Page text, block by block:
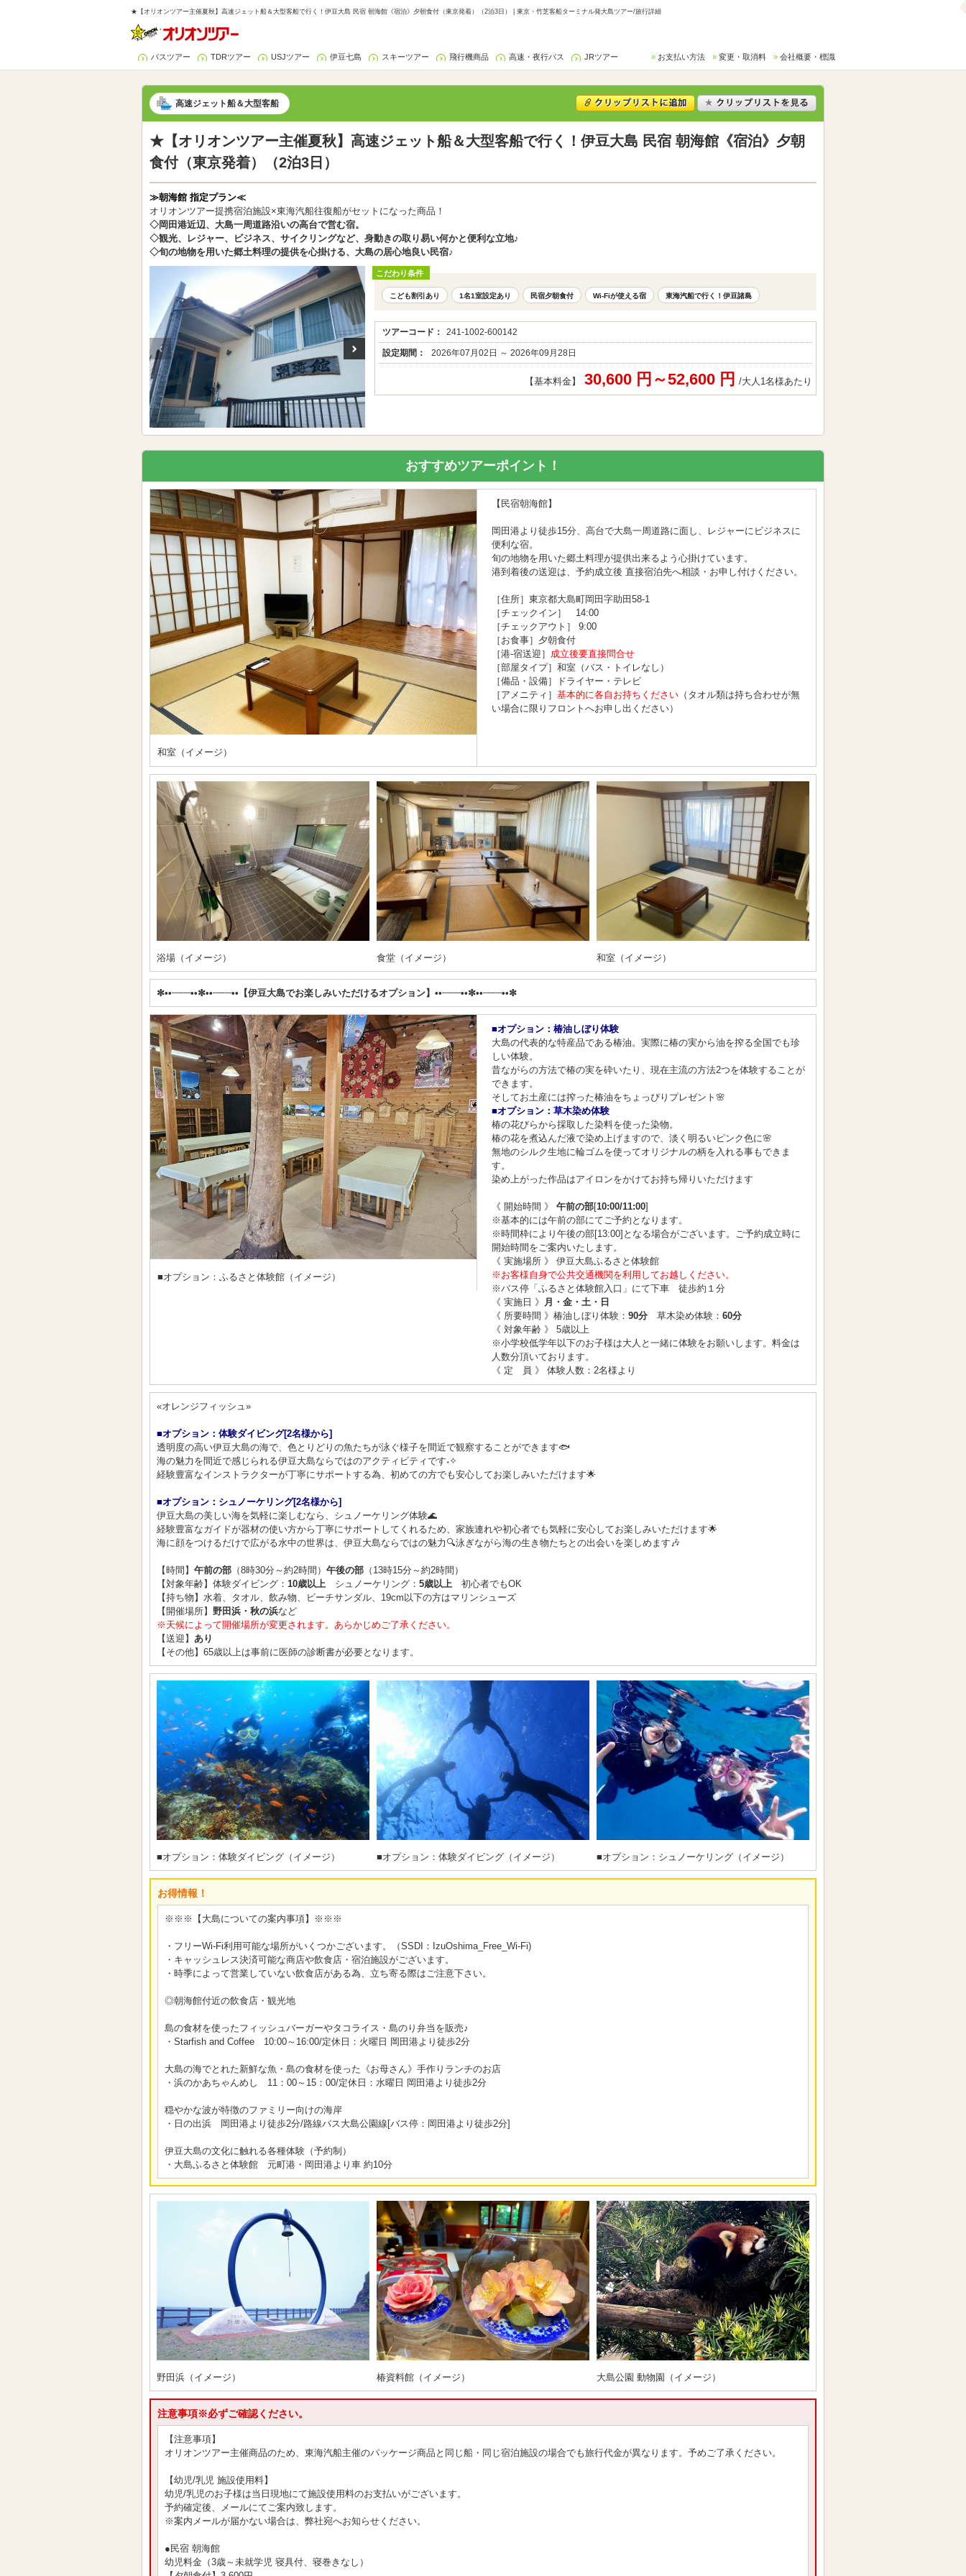
★【オリオンツアー主催夏秋】高速ジェット船＆大型客船で行く！伊豆大島 民宿 朝海館《宿泊》夕朝食付（東京発着）（2泊3日） | 東京・竹芝客船ターミナル発大島ツアー/旅行詳細
バスツアー TDRツアー USJツアー 伊豆七島 スキーツアー 飛行機商品 高速・夜行バス JRツアー お支払い方法 変更・取消料 会社概要・標識
高速ジェット船＆大型客船
★【オリオンツアー主催夏秋】高速ジェット船＆大型客船で行く！伊豆大島 民宿 朝海館《宿泊》夕朝
食付（東京発着）（2泊3日）
≫朝海館 指定プラン≪
オリオンツアー提携宿泊施設×東海汽船往復船がセットになった商品！
◇岡田港近辺、大島一周道路沿いの高台で営む宿。
◇観光、レジャー、ビジネス、サイクリングなど、身動きの取り易い何かと便利な立地♪
◇旬の地物を用いた郷土料理の提供を心掛ける、大島の居心地良い民宿♪
こだわり条件
こども割引あり 1名1室設定あり 民宿夕朝食付 Wi-Fiが使える宿 東海汽船で行く！伊豆諸島
ツアーコード： 241-1002-600142
設定期間： 2026年07月02日 ～ 2026年09月28日
【基本料金】 30,600 円～52,600 円 /大人1名様あたり
おすすめツアーポイント！
和室（イメージ）
【民宿朝海館】
岡田港より徒歩15分、高台で大島一周道路に面し、レジャーにビジネスに
便利な宿。
旬の地物を用いた郷土料理が提供出来るよう心掛けています。
港到着後の送迎は、予約成立後 直接宿泊先へ相談・お申し付けください。
［住所］東京都大島町岡田字助田58-1
［チェックイン］ 14:00
［チェックアウト］ 9:00
［お食事］夕朝食付
［港-宿送迎］ 成立後要直接問合せ
［部屋タイプ］和室（バス・トイレなし）
［備品・設備］ドライヤー・テレビ
［アメニティ］ 基本的に各自お持ちください （タオル類は持ち合わせが無
い場合に限りフロントへお申し出ください）
浴場（イメージ） 食堂（イメージ） 和室（イメージ）
✼••┈┈••✼••┈┈••【伊豆大島でお楽しみいただけるオプション】••┈┈••✼••┈┈••✼
■オプション：ふるさと体験館（イメージ）
■オプション：椿油しぼり体験
大島の代表的な特産品である椿油。実際に椿の実から油を搾る全国でも珍
しい体験。
昔ながらの方法で椿の実を砕いたり、現在主流の方法2つを体験することが
できます。
そしてお土産には搾った椿油をちょっぴりプレゼント🌸
■オプション：草木染め体験
椿の花びらから採取した染料を使った染物。
椿の花を煮込んだ液で染め上げますので、淡く明るいピンク色に🌸
無地のシルク生地に輪ゴムを使ってオリジナルの柄を入れる事もできま
す。
染め上がった作品はアイロンをかけてお持ち帰りいただけます
《 開始時間 》 午前の部[10:00/11:00]
※基本的には午前の部にてご予約となります。
※時間枠により午後の部[13:00]となる場合がございます。ご予約成立時に
開始時間をご案内いたします。
《 実施場所 》 伊豆大島ふるさと体験館
※お客様自身で公共交通機関を利用してお越しください。
※バス停「ふるさと体験館入口」にて下車 徒歩約１分
《 実施日 》 月・金・土・日
《 所要時間 》椿油しぼり体験： 90分 草木染め体験： 60分
《 対象年齢 》 5歳以上
※小学校低学年以下のお子様は大人と一緒に体験をお願いします。料金は
人数分頂いております。
《 定 員 》 体験人数：2名様より
«オレンジフィッシュ»
■オプション：体験ダイビング[2名様から]
透明度の高い伊豆大島の海で、色とりどりの魚たちが泳ぐ様子を間近で観察することができます🐟
海の魅力を間近で感じられる伊豆大島ならではのアクティビティです˖✧
経験豊富なインストラクターが丁寧にサポートする為、初めての方でも安心してお楽しみいただけます🌟
■オプション：シュノーケリング[2名様から]
伊豆大島の美しい海を気軽に楽しむなら、シュノーケリング体験🌊
経験豊富なガイドが器材の使い方から丁寧にサポートしてくれるため、家族連れや初心者でも気軽に安心してお楽しみいただけます🌟
海に顔をつけるだけで広がる水中の世界は、伊豆大島ならではの魅力🔍泳ぎながら海の生き物たちとの出会いを楽しめます🎶
【時間】 午前の部 （8時30分～約2時間） 午後の部 （13時15分～約2時間）
【対象年齢】体験ダイビング： 10歳以上 シュノーケリング： 5歳以上 初心者でもOK
【持ち物】水着、タオル、飲み物、ビーチサンダル、19cm以下の方はマリンシューズ
【開催場所】 野田浜・秋の浜など
※天候によって開催場所が変更されます。あらかじめご了承ください。
【送迎】 あり
【その他】65歳以上は事前に医師の診断書が必要となります。
■オプション：体験ダイビング（イメージ） ■オプション：体験ダイビング（イメージ） ■オプション：シュノーケリング（イメージ）
お得情報！
※※※【大島についての案内事項】※※※
・フリーWi-Fi利用可能な場所がいくつかございます。（SSDI：IzuOshima_Free_Wi-Fi)
・キャッシュレス決済可能な商店や飲食店・宿泊施設がございます。
・時季によって営業していない飲食店がある為、立ち寄る際はご注意下さい。
◎朝海館付近の飲食店・観光地
島の食材を使ったフィッシュバーガーやタコライス・島のり弁当を販売♪
・Starfish and Coffee 10:00～16:00/定休日：火曜日 岡田港より徒歩2分
大島の海でとれた新鮮な魚・島の食材を使った《お母さん》手作りランチのお店
・浜のかあちゃんめし 11：00～15：00/定休日：水曜日 岡田港より徒歩2分
穏やかな波が特徴のファミリー向けの海岸
・日の出浜 岡田港より徒歩2分/路線バス大島公園線[バス停：岡田港より徒歩2分]
伊豆大島の文化に触れる各種体験（予約制）
・大島ふるさと体験館 元町港・岡田港より車 約10分
野田浜（イメージ） 椿資料館（イメージ） 大島公園 動物園（イメージ）
注意事項※必ずご確認ください。
【注意事項】
オリオンツアー主催商品のため、東海汽船主催のパッケージ商品と同じ船・同じ宿泊施設の場合でも旅行代金が異なります。予めご了承ください。
【幼児/乳児 施設使用料】
幼児/乳児のお子様は当日現地にて施設使用料のお支払いがございます。
予約確定後、メールにてご案内致します。
※案内メールが届かない場合は、弊社宛へお知らせください。
●民宿 朝海館
幼児料金（3歳～未就学児 寝具付、寝巻きなし）